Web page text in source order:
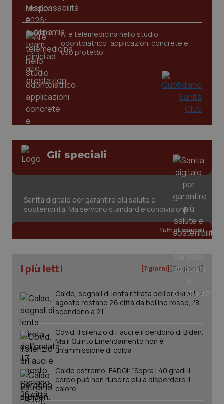
AI e telemedicina nello studio
odontoiatrico: applicazioni concrete e
uso protetto
Gli speciali
Sanità digitale per garantire più salute e
sostenibilità. Ma servono standard e condivisione
Tutti gli speciali
I più letti [7 giorni] [30 giorni]
Caldo, segnali di lenta ritirata dell'ondata: il 7
agosto restano 26 città da bollino rosso, l'8
scendono a 21
Covid. Il silenzio di Fauci e il perdono di Biden.
Ma il Quinto Emendamento non è
un’ammissione di colpa
Caldo estremo, FADOI: “Sopra i 40 gradi il
corpo può non riuscire più a disperdere il
calore”
tracking-enable
tracking-sites-ironfish-
_ga
Google LLC
.quotidianosanita.it